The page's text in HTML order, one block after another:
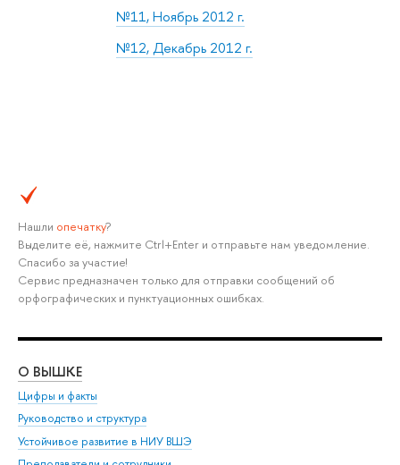
№11, Ноябрь 2012 г.
№12, Декабрь 2012 г.
Нашли опечатку?
Выделите её, нажмите Ctrl+Enter и отправьте нам уведомление.
Спасибо за участие!
Сервис предназначен только для отправки сообщений об
орфографических и пунктуационных ошибках.
О ВЫШКЕ
Цифры и факты
Руководство и структура
Устойчивое развитие в НИУ ВШЭ